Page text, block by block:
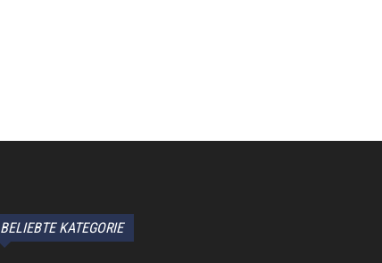
BELIEBTE KATEGORIE